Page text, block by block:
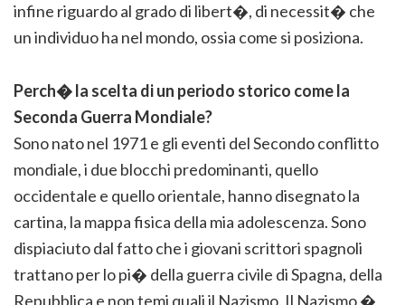
infine riguardo al grado di libert�, di necessit� che
un individuo ha nel mondo, ossia come si posiziona.
Perch� la scelta di un periodo storico come la
Seconda Guerra Mondiale?
Sono nato nel 1971 e gli eventi del Secondo conflitto
mondiale, i due blocchi predominanti, quello
occidentale e quello orientale, hanno disegnato la
cartina, la mappa fisica della mia adolescenza. Sono
dispiaciuto dal fatto che i giovani scrittori spagnoli
trattano per lo pi� della guerra civile di Spagna, della
Repubblica e non temi quali il Nazismo. Il Nazismo �